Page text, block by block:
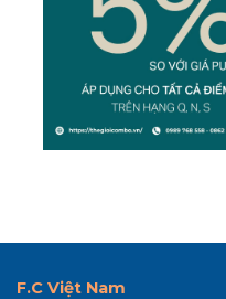
F.C Việt Nam